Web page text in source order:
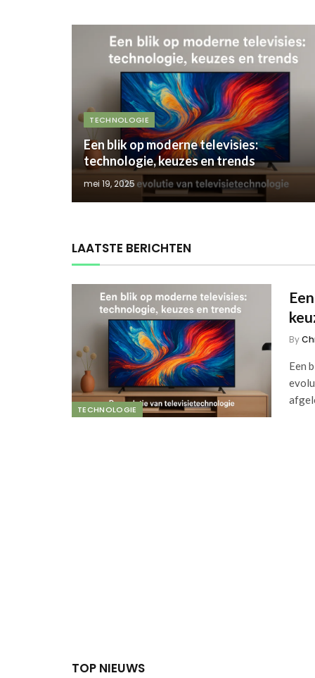
TECHNOLOGIE
Een blik op moderne televisies:
technologie, keuzes en trends
mei 19, 2025
LAATSTE BERICHTEN
TECHNOLOGIE
By
Een
TOP NIEUWS